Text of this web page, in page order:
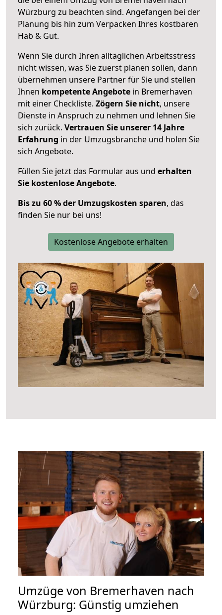
Würzburg zu beachten sind. Angefangen bei der
Planung bis hin zum Verpacken Ihres kostbaren
Hab & Gut.
Wenn Sie durch Ihren alltäglichen Arbeitsstress
nicht wissen, was Sie zuerst planen sollen, dann
übernehmen unsere Partner für Sie und stellen
Ihnen kompetente Angebote in Bremerhaven
mit einer Checkliste. Zögern Sie nicht, unsere
Dienste in Anspruch zu nehmen und lehnen Sie
sich zurück. Vertrauen Sie unserer 14 Jahre
Erfahrung in der Umzugsbranche und holen Sie
sich Angebote.
Füllen Sie jetzt das Formular aus und erhalten
Sie kostenlose Angebote.
Bis zu 60 % der Umzugskosten sparen, das
finden Sie nur bei uns!
Kostenlose Angebote erhalten
Umzüge von Bremerhaven nach
Würzburg: Günstig umziehen